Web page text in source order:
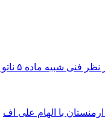
فیدان:
با الهام علی اف